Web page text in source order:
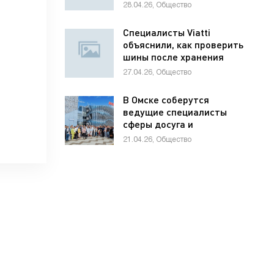
28.04.26, Общество
Специалисты Viatti
объяснили, как проверить
шины после хранения
27.04.26, Общество
В Омске соберутся
ведущие специалисты
сферы досуга и
развлечений России и
21.04.26, Общество